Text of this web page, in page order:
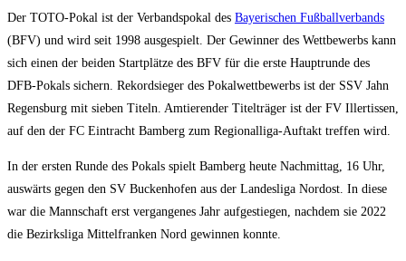
Der TOTO-Pokal ist der Ver­bands­po­kal des Baye­ri­schen Fuß­ball­ver­bands
(BFV) und wird seit 1998 aus­ge­spielt. Der Gewin­ner des Wett­be­werbs kann
sich einen der bei­den Start­plät­ze des BFV für die ers­te Haupt­run­de des
DFB-Pokals sichern. Rekord­sie­ger des Pokal­wett­be­werbs ist der SSV Jahn
Regens­burg mit sie­ben Titeln. Amtie­ren­der Titel­trä­ger ist der FV Iller­tis­sen,
auf den der FC Ein­tracht Bam­berg zum Regio­nal­li­ga-Auf­takt tref­fen wird.
In der ers­ten Run­de des Pokals spielt Bam­berg heu­te Nach­mit­tag, 16 Uhr,
aus­wärts gegen den SV Bucken­ho­fen aus der Lan­des­li­ga Nord­ost. In die­se
war die Mann­schaft erst ver­gan­ge­nes Jahr auf­ge­stie­gen, nach­dem sie 2022
die Bezirks­li­ga Mit­tel­fran­ken Nord gewin­nen konnte.